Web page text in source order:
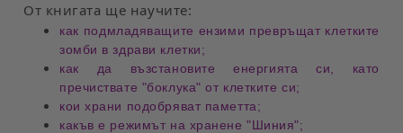
От книгата ще научите:
как подмладяващите ензими превръщат клетките
зомби в здрави клетки;
как да възстановите енергията си, като
пречиствате "боклука" от клетките си;
кои храни подобряват паметта;
какъв е режимът на хранене "Шиния";